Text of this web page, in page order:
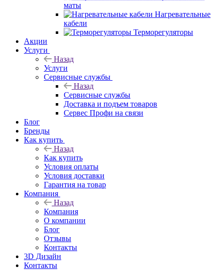
маты
Нагревательные
кабели
Терморегуляторы
Акции
Услуги
Назад
Услуги
Сервисные службы
Назад
Сервисные службы
Доставка и подъем товаров
Сервес Профи на связи
Блог
Бренды
Как купить
Назад
Как купить
Условия оплаты
Условия доставки
Гарантия на товар
Компания
Назад
Компания
О компании
Блог
Отзывы
Контакты
3D Дизайн
Контакты